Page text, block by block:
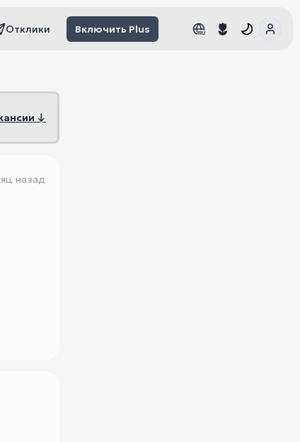
Отклики Включить Plus RU
↓
назад